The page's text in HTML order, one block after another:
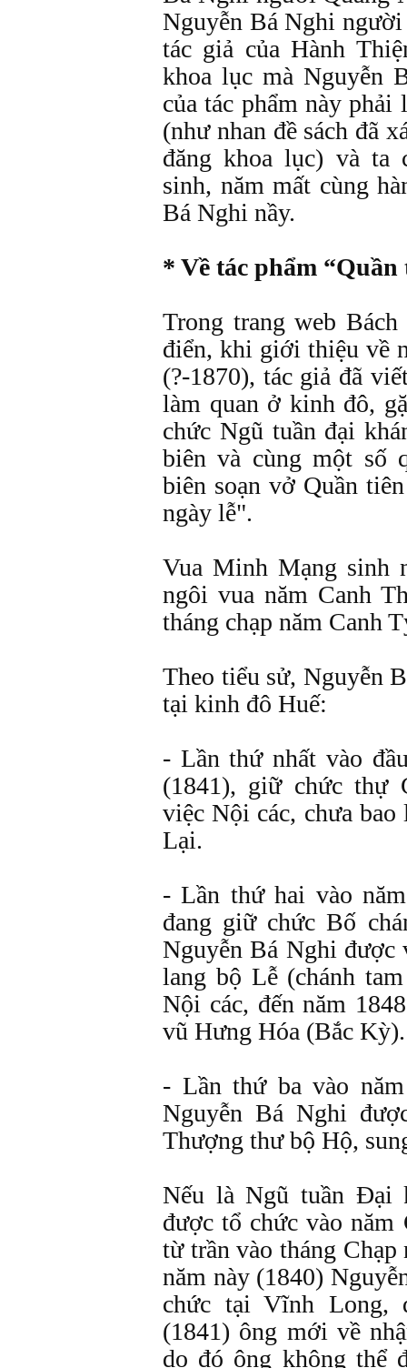
Nguyễn Bá Nghi
tác giả của Hành
khoa lục mà Nguyễn
của tác phẩm này
(như nhan đề sách đã
đăng khoa lục) và ta
sinh, năm mất cùng
Bá Nghi nầy.
* Về tác phẩm
Trong trang web
điển, khi giới thiệu về
(?-1870), tác giả đã
làm quan ở kinh đô,
chức Ngũ tuần đại
biên và cùng một số
biên soạn vở Quần
ngày lễ".
Vua Minh Mạng sinh
ngôi vua năm Canh
tháng chạp năm Canh
Theo tiểu sử, Nguyễn
tại kinh đô Huế:
- Lần thứ nhất vào
(1841), giữ chức thự
việc Nội các, chưa
Lại.
- Lần thứ hai vào
đang giữ chức Bố
Nguyễn Bá Nghi
lang bộ Lễ (chánh
Nội các, đến năm
vũ Hưng Hóa (Bắc Kỳ).
- Lần thứ ba vào
Nguyễn Bá Nghi
Thượng thư bộ Hộ,
Nếu là Ngũ tuần Ðại
được tổ chức vào năm
từ trần vào tháng
năm này (1840)
chức tại Vĩnh Long,
(1841) ông mới về
do đó ông không thể